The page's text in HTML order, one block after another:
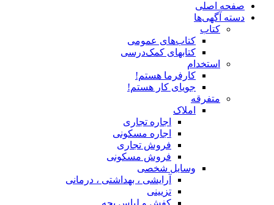
صفحه اصلی
دسته آگهی‌ها
کتاب
کتاب‌های عمومی
کتابهای کمک‌درسی
استخدام
کارفرما هستم!
جویای کار هستم!
متفرقه
املاک
اجاره تجاری
اجاره مسکونی
فروش تجاری
فروش مسکونی
وسایل شخصی
آرایشی ، بهداشتی ، درمانی
تزیینی